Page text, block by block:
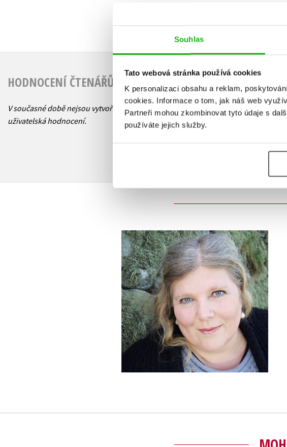
Souhlas
Tato webová stránka používá cookies
K personalizaci obsahu a reklam,
cookies. Informace o tom, jak náš web
Partneři mohou zkombinovat tyto údaje s
používáte jejich služby.
HODNOCENÍ ČTENÁŘŮ
V současné době nejsou vytvořena žádná
uživatelská hodnocení.
Vaše